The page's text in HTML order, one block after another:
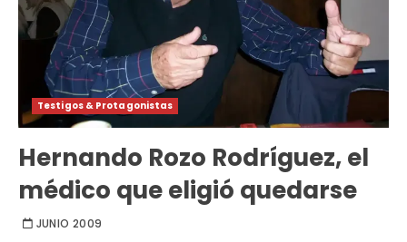
Testigos & Protagonistas
Hernando Rozo Rodríguez, el
médico que eligió quedarse
JUNIO 2009